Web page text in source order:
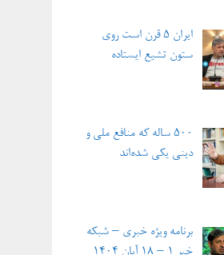
ایران ۵ قرن است روی
ستون تشیع ایستاده
۵۰۰ ساله که منافع ملی و
دینی یکی شده‌اند
برنامه ویژه خبری – شبکه